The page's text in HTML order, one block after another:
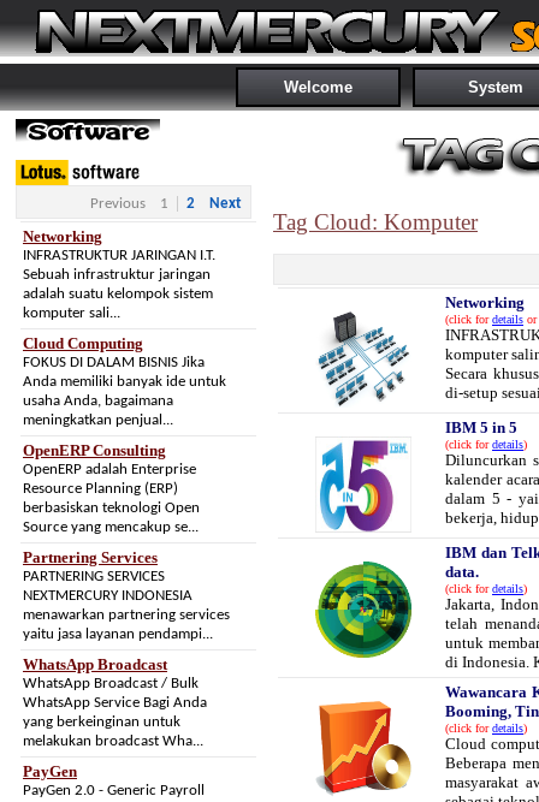
Welcome System
Previous 1 2 Next
Networking
INFRASTRUKTUR JARINGAN I.T.
Sebuah infrastruktur jaringan
adalah suatu kelompok sistem
komputer sali...
Cloud Computing
FOKUS DI DALAM BISNIS Jika
Anda memiliki banyak ide untuk
usaha Anda, bagaimana
meningkatkan penjual...
OpenERP Consulting
OpenERP adalah Enterprise
Resource Planning (ERP)
berbasiskan teknologi Open
Source yang mencakup se...
Partnering Services
PARTNERING SERVICES
NEXTMERCURY INDONESIA
menawarkan partnering services
yaitu jasa layanan pendampi...
WhatsApp Broadcast
WhatsApp Broadcast / Bulk
WhatsApp Service Bagi Anda
yang berkeinginan untuk
melakukan broadcast Wha...
PayGen
PayGen 2.0 - Generic Payroll
Tag Cloud: Komputer
Networking
(click fordetails
komputer
Secara
di-setup
IBM 5 in 5
(click fordetails)
Diluncurkan
kalender
dalam 5 -
bekerja,
IBM dan
data.
(click fordetails)
Jakarta,
telah
untuk
di Indonesia.
Wawancara
Booming,
(click fordetails)
Cloud
Beberapa
masyarakat